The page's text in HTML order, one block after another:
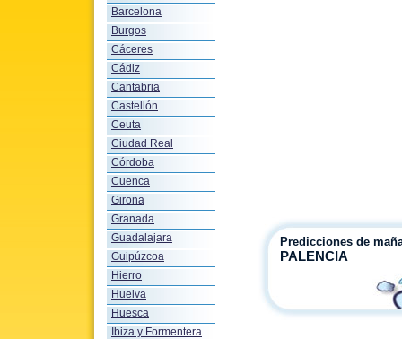
Barcelona
Burgos
Cáceres
Cádiz
Cantabria
Castellón
Ceuta
Ciudad Real
Córdoba
Cuenca
Girona
Granada
Guadalajara
Guipúzcoa
Hierro
Huelva
Huesca
Ibiza y Formentera
Predicciones de
PALENCIA